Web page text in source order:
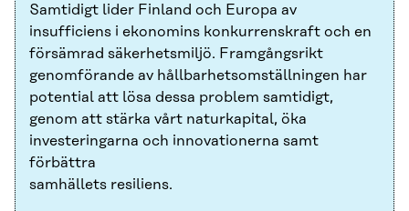
Samtidigt lider Finland och Europa av
insufficiens i ekonomins konkurrenskraft och en
försämrad säkerhetsmiljö. Framgångsrikt
genomförande av hållbarhetsomställningen har
potential att lösa dessa problem samtidigt,
genom att stärka vårt naturkapital, öka
investeringarna och innovationerna samt
förbättra
samhällets resiliens.